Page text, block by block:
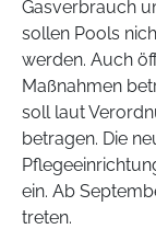
Gasverbrauch
sollen Pools
werden. Auch
Maßnahmen
soll laut
betragen. Die
ein. Ab
treten.